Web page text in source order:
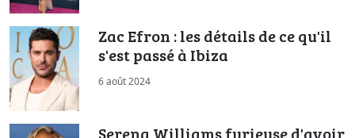
Zac Efron : les détails de ce qu'il
s'est passé à Ibiza
6 août 2024
Serena Williams furieuse d'avoir